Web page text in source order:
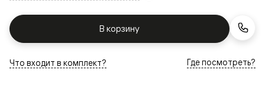
В корзину
Что входит в комплект? Где посмотреть?